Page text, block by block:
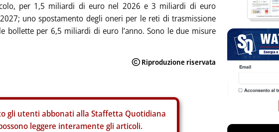
per 1,5 miliardi di euro nel 2026 e 3 miliardi di euro
uno spostamento degli oneri per le reti di trasmissione
bollette per 6,5 miliardi di euro l’anno. Sono le due misure
gli utenti abbonati alla Staffetta Quotidiana
leggere interamente gli articoli.